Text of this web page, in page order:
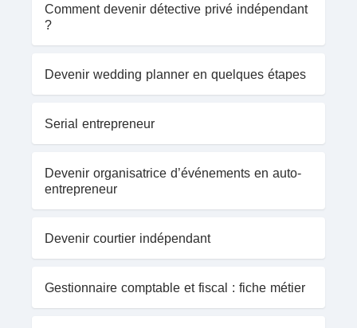
Comment devenir détective privé indépendant
?
Devenir wedding planner en quelques étapes
Serial entrepreneur
Devenir organisatrice d’événements en auto-
entrepreneur
Devenir courtier indépendant
Gestionnaire comptable et fiscal : fiche métier